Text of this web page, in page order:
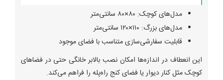
مدل‌های کوچک: ۸۰×۸۰ سانتی‌متر
مدل‌های بزرگ: ۱۱۰×۱۲۰ سانتی‌متر
قابلیت سفارشی‌سازی متناسب با فضای موجود
این انعطاف در اندازه‌ها امکان نصب بالابر خانگی حتی در فضاهای
کوچک مثل کنار دیوار یا فضای کنج راه‌پله را فراهم می‌کند.